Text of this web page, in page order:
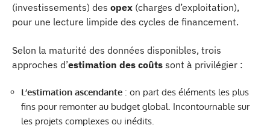
(investissements) des opex (charges d’exploitation),
pour une lecture limpide des cycles de financement.
Selon la maturité des données disponibles, trois
approches d’estimation des coûts sont à privilégier :
L’estimation ascendante : on part des éléments les plus
fins pour remonter au budget global. Incontournable sur
les projets complexes ou inédits.